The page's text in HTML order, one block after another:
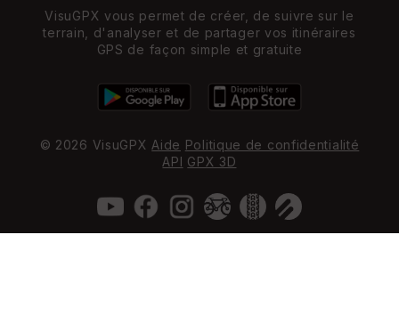
VisuGPX vous permet de créer, de suivre sur le
terrain, d'analyser et de partager vos itinéraires
GPS de façon simple et gratuite
© 2026 VisuGPX Aide Politique de confidentialité
API GPX 3D